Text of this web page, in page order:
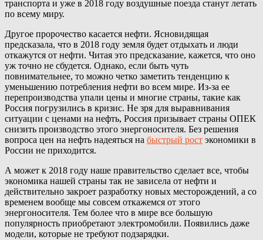
транспорта и уже в 2018 году воздушные поезда станут летать
по всему миру.
Другое пророчество касается нефти. Ясновидящая
предсказала, что в 2018 году земля будет отдыхать и люди
откажутся от нефти. Читая это предсказание, кажется, что оно
уж точно не сбудется. Однако, если быть чуть
повнимательнее, то можно четко заметить тенденцию к
уменьшению потребления нефти во всем мире. Из-за ее
перепроизводства упали цены и многие страны, такие как
Россия погрузились в кризис. Не зря для выравнивания
ситуации с ценами на нефть, Россия призывает страны ОПЕК
снизить производство этого энергоносителя. Без решения
вопроса цен на нефть надеяться на быстрый рост экономики в
России не приходится.
А может к 2018 году наше правительство сделает все, чтобы
экономика нашей страны так не зависела от нефти и
действительно закроет разработку новых месторождений, а со
временем вообще мы совсем откажемся от этого
энергоносителя. Тем более что в мире все большую
популярность приобретают электромобили. Появились даже
модели, которые не требуют подзарядки.